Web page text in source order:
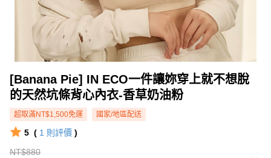
[Banana Pie] IN ECO一件讓妳穿上就不想脫
的天然坑條背心內衣-香草奶油粉
超取滿NT$1,500免運 國家/地區配送
5 ( 1 則評價 )
NT$880